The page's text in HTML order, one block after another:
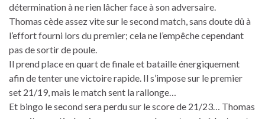
détermination à ne rien lâcher face à son adversaire.
Thomas cède assez vite sur le second match, sans doute dû à
l’effort fourni lors du premier; cela ne l’empêche cependant
pas de sortir de poule.
Il prend place en quart de finale et bataille énergiquement
afin de tenter une victoire rapide. Il s’impose sur le premier
set 21/19, mais le match sent la rallonge…
Et bingo le second sera perdu sur le score de 21/23… Thomas